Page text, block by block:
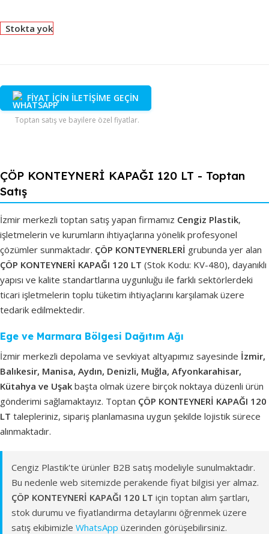
Stokta yok
FİYAT İÇİN İLETİŞİME GEÇİN
Toptan satış ve bayilere özel fiyatlar.
ÇÖP KONTEYNERİ KAPAĞI 120 LT - Toptan
Satış
İzmir merkezli toptan satış yapan firmamız Cengiz Plastik,
işletmelerin ve kurumların ihtiyaçlarına yönelik profesyonel
çözümler sunmaktadır. ÇÖP KONTEYNERLERİ grubunda yer alan
ÇÖP KONTEYNERİ KAPAĞI 120 LT (Stok Kodu: KV-480), dayanıklı
yapısı ve kalite standartlarına uygunluğu ile farklı sektörlerdeki
ticari işletmelerin toplu tüketim ihtiyaçlarını karşılamak üzere
tedarik edilmektedir.
Ege ve Marmara Bölgesi Dağıtım Ağı
İzmir merkezli depolama ve sevkiyat altyapımız sayesinde İzmir,
Balıkesir, Manisa, Aydın, Denizli, Muğla, Afyonkarahisar,
Kütahya ve Uşak başta olmak üzere birçok noktaya düzenli ürün
gönderimi sağlamaktayız. Toptan ÇÖP KONTEYNERİ KAPAĞI 120
LT talepleriniz, sipariş planlamasına uygun şekilde lojistik sürece
alınmaktadır.
Cengiz Plastik'te ürünler B2B satış modeliyle sunulmaktadır.
Bu nedenle web sitemizde perakende fiyat bilgisi yer almaz.
ÇÖP KONTEYNERİ KAPAĞI 120 LT için toptan alım şartları,
stok durumu ve fiyatlandırma detaylarını öğrenmek üzere
satış ekibimizle WhatsApp üzerinden görüşebilirsiniz.